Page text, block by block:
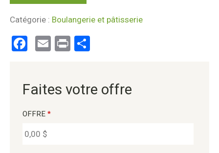
Catégorie : Boulangerie et pâtisserie
Facebook
EmailPrint
Faites votre offre
OFFRE *